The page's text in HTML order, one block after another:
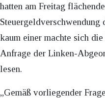
hatten am Freitag
Steuergeldverschwendung
kaum einer machte sich
Anfrage der Linken-
lesen.
„Gemäß vorliegender